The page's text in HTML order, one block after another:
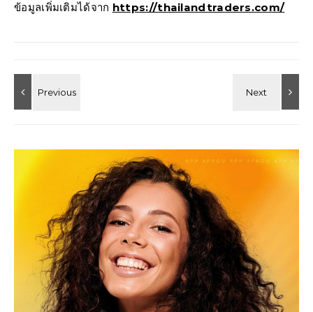
ข้อมูลเพิ่มเติมได้จาก https://thailandtraders.com/